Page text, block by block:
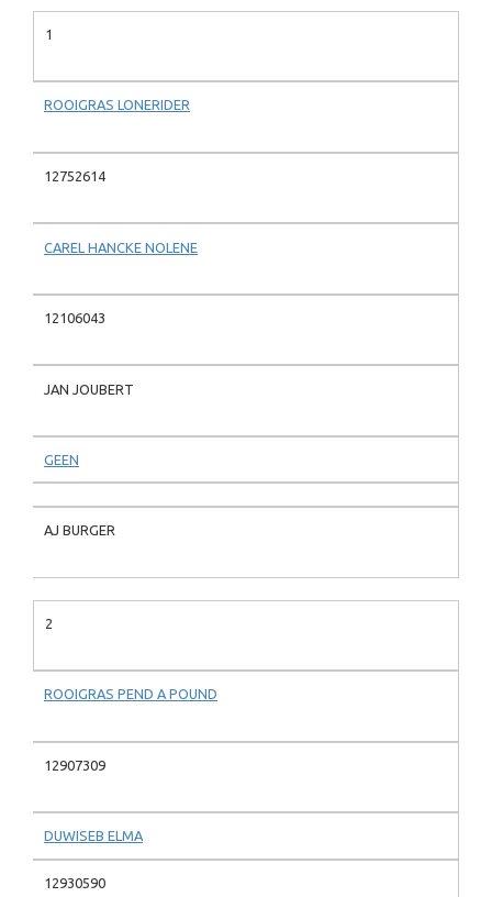
1
ROOIGRAS LONERIDER
12752614
CAREL HANCKE NOLENE
12106043
JAN JOUBERT
GEEN
AJ BURGER
2
ROOIGRAS PEND A POUND
12907309
DUWISEB ELMA
12930590